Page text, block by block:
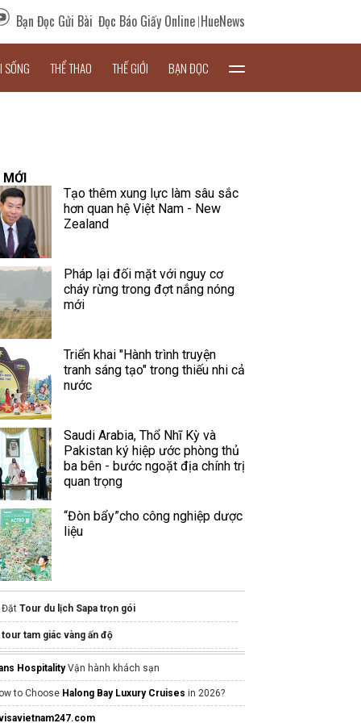
Bạn Đọc Gửi Bài Đọc Báo Giấy Online HueNews
SỐNG THỂ THAO THẾ GIỚI BẠN ĐỌC
Tạo thêm xung lực làm sâu sắc
hơn quan hệ Việt Nam - New
Zealand
Pháp lại đối mặt với nguy cơ
cháy rừng trong đợt nắng nóng
mới
Triển khai "Hành trình truyện
tranh sáng tạo" trong thiếu nhi cả
nước
Saudi Arabia, Thổ Nhĩ Kỳ và
Pakistan ký hiệp ước phòng thủ
ba bên - bước ngoặt địa chính trị
quan trọng
“Đòn bẩy”cho công nghiệp dược
liệu
Đặt Tour du lịch Sapa trọn gói
tour tam giác vàng ấn độ
cách làm siro mận
Indochina travel packagesby AOJ
xe hào hương thanh hóa
HospitalityVận hành khách sạn
to Choose Halong Bay Luxury Cruises in 2026?